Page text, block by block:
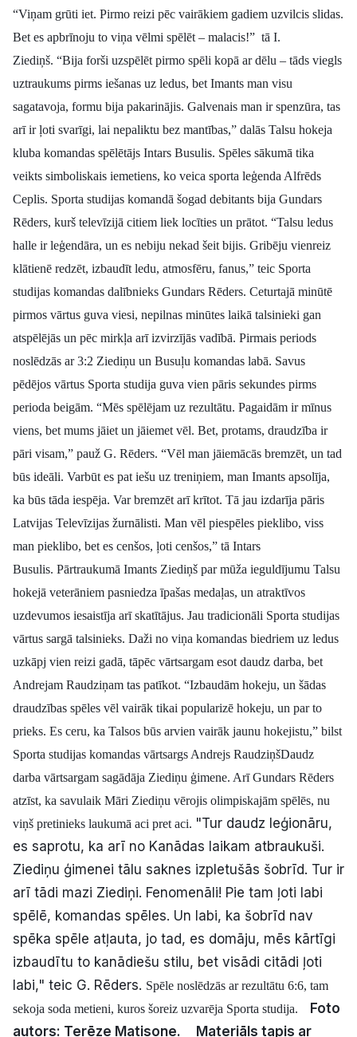
Par mums
Kontakti
Ziņo redakcijai
E-avīze Abonē
“Viņam grūti iet. Pirmo reizi pēc vairākiem gadiem uzvilcis slidas.
Bet es apbrīnoju to viņa vēlmi spēlēt – malacis!” tā I.
Ziediņš. “Bija forši uzspēlēt pirmo spēli kopā ar dēlu – tāds viegls
uztraukums pirms iešanas uz ledus, bet Imants man visu
sagatavoja, formu bija pakarinājis. Galvenais man ir spenzūra, tas
arī ir ļoti svarīgi, lai nepaliktu bez mantības,” dalās Talsu hokeja
kluba komandas spēlētājs Intars Busulis. Spēles sākumā tika
veikts simboliskais iemetiens, ko veica sporta leģenda Alfrēds
Ceplis. Sporta studijas komandā šogad debitants bija Gundars
Rēders, kurš televīzijā citiem liek locīties un prātot. “Talsu ledus
halle ir leģendāra, un es nebiju nekad šeit bijis. Gribēju vienreiz
klātienē redzēt, izbaudīt ledu, atmosfēru, fanus,” teic Sporta
studijas komandas dalībnieks Gundars Rēders. Ceturtajā minūtē
pirmos vārtus guva viesi, nepilnas minūtes laikā talsinieki gan
atspēlējās un pēc mirkļa arī izvirzījās vadībā. Pirmais periods
noslēdzās ar 3:2 Ziediņu un Busuļu komandas labā. Savus
pēdējos vārtus Sporta studija guva vien pāris sekundes pirms
perioda beigām. “Mēs spēlējam uz rezultātu. Pagaidām ir mīnus
viens, bet mums jāiet un jāiemet vēl. Bet, protams, draudzība ir
pāri visam,” pauž G. Rēders. “Vēl man jāiemācās bremzēt, un tad
būs ideāli. Varbūt es pat iešu uz treniņiem, man Imants apsolīja,
ka būs tāda iespēja. Var bremzēt arī krītot. Tā jau izdarīja pāris
Latvijas Televīzijas žurnālisti. Man vēl piespēles pieklibo, viss
man pieklibo, bet es cenšos, ļoti cenšos,” tā Intars
Busulis. Pārtraukumā Imants Ziediņš par mūža ieguldījumu Talsu
hokejā veterāniem pasniedza īpašas medaļas, un atraktīvos
uzdevumos iesaistīja arī skatītājus. Jau tradicionāli Sporta studijas
vārtus sargā talsinieks. Daži no viņa komandas biedriem uz ledus
uzkāpj vien reizi gadā, tāpēc vārtsargam esot daudz darba, bet
Andrejam Raudziņam tas patīkot. “Izbaudām hokeju, un šādas
draudzības spēles vēl vairāk tikai popularizē hokeju, un par to
prieks. Es ceru, ka Talsos būs arvien vairāk jaunu hokejistu,” bilst
Sporta studijas komandas vārtsargs Andrejs RaudziņšDaudz
darba vārtsargam sagādāja Ziediņu ģimene. Arī Gundars Rēders
atzīst, ka savulaik Māri Ziediņu vērojis olimpiskajām spēlēs, nu
viņš pretinieks laukumā aci pret aci. "Tur daudz leģionāru,
es saprotu, ka arī no Kanādas laikam atbraukuši.
Ziediņu ģimenei tālu saknes izpletušās šobrīd. Tur ir
arī tādi mazi Ziediņi. Fenomenāli! Pie tam ļoti labi
spēlē, komandas spēles. Un labi, ka šobrīd nav
spēka spēle atļauta, jo tad, es domāju, mēs kārtīgi
izbaudītu to kanādiešu stilu, bet visādi citādi ļoti
labi," teic G. Rēders. Spēle noslēdzās ar rezultātu 6:6, tam
sekoja soda metieni, kuros šoreiz uzvarēja Sporta studija.
Foto
autors: Terēze Matisone.
Materiāls tapis ar